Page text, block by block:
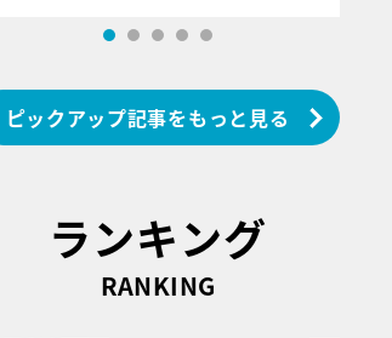
ピックアップ記事をもっと見る
ランキング
RANKING